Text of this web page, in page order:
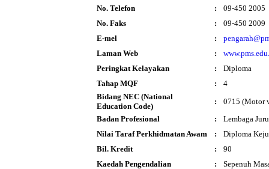
No. Telefon
:
09-450 2005
No. Faks
:
09-450 2009
E-mel
:
Laman Web
:
Peringkat Kelayakan
:
Diploma
Tahap MQF
:
4
Bidang NEC (National
Education Code)
:
0715 (Motor
Badan Profesional
:
Lembaga
Nilai Taraf Perkhidmatan Awam
:
Diploma
Bil. Kredit
:
90
Kaedah Pengendalian
: Sepenuh